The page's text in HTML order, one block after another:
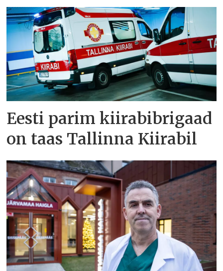
Eesti parim kiirabibrigaad
on taas Tallinna Kiirabil